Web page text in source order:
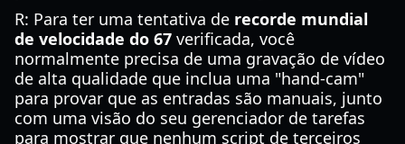
R: Para ter uma tentativa de recorde mundial
de velocidade do 67 verificada, você
normalmente precisa de uma gravação de vídeo
de alta qualidade que inclua uma "hand-cam"
para provar que as entradas são manuais, junto
com uma visão do seu gerenciador de tarefas
para mostrar que nenhum script de terceiros